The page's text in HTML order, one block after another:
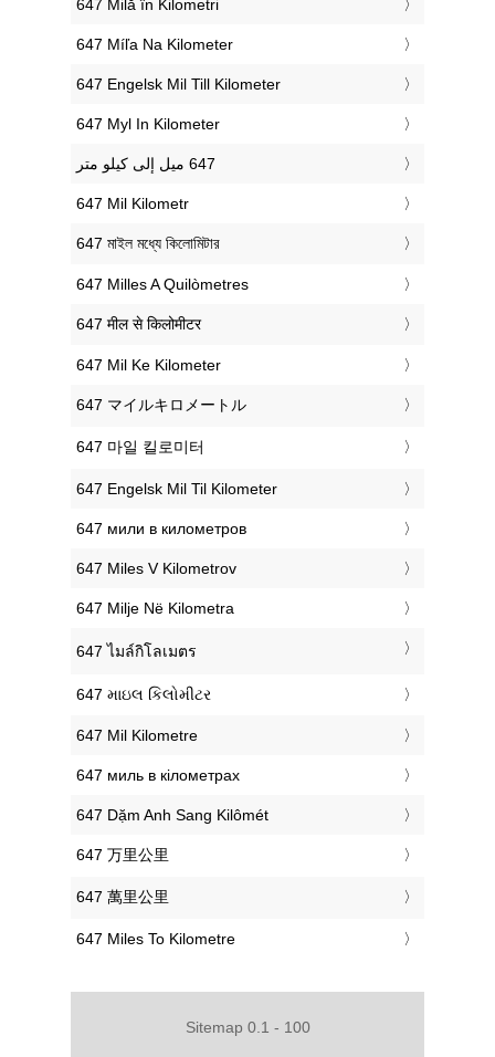
‎647 Milă în Kilometri
‎647 Míľa Na Kilometer
‎647 Engelsk Mil Till Kilometer
‎647 Myl In Kilometer
‎647 Mil Kilometr
‎647 মাইল মধ্যে কিলোমিটার
‎647 Milles A Quilòmetres
‎647 मील से किलोमीटर
‎647 Mil Ke Kilometer
‎647 マイルキロメートル
‎647 마일 킬로미터
‎647 Engelsk Mil Til Kilometer
‎647 мили в километров
‎647 Miles V Kilometrov
‎647 Milje Në Kilometra
‎647 ไมล์กิโลเมตร
‎647 માઇલ કિલોમીટર
‎647 Mil Kilometre
‎647 миль в кілометрах
‎647 Dặm Anh Sang Kilômét
‎647 万里公里
‎647 萬里公里
‎647 Miles To Kilometre
Sitemap 0.1 - 100